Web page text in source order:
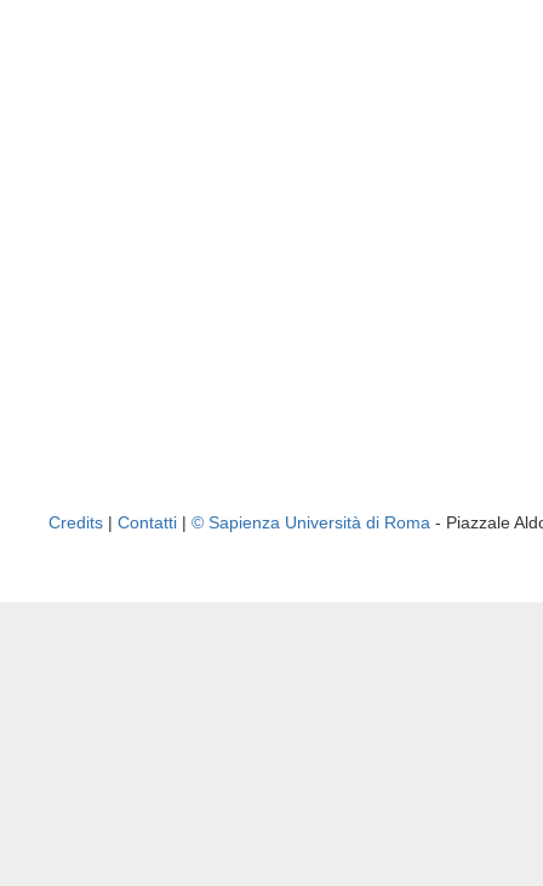
Credits | Contatti | © Sapienza Università di Roma - Piazzale